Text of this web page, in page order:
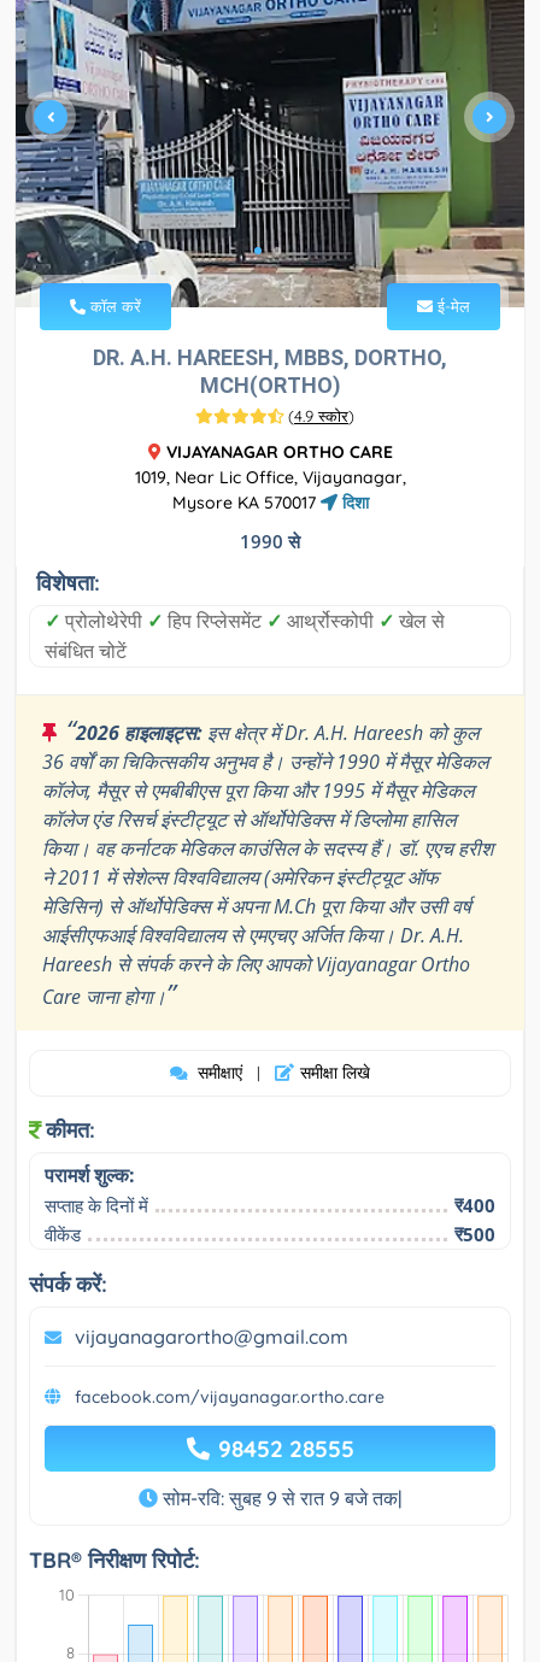
कॉल करें ई-मेल
DR. A.H. HAREESH, MBBS, DORTHO,
MCH(ORTHO)
(4.9 स्कोर)
VIJAYANAGAR ORTHO CARE
1019, Near Lic Office, Vijayanagar,
Mysore KA 570017
दिशा
1990 से
विशेषता:
✓ प्रोलोथेरेपी ✓ हिप रिप्लेसमेंट ✓ आर्थ्रोस्कोपी ✓ खेल से
संबंधित चोटें
“2026 हाइलाइट्स: इस क्षेत्र में Dr. A.H. Hareesh को कुल
36 वर्षों का चिकित्सकीय अनुभव है। उन्होंने 1990 में मैसूर मेडिकल
कॉलेज, मैसूर से एमबीबीएस पूरा किया और 1995 में मैसूर मेडिकल
कॉलेज एंड रिसर्च इंस्टीट्यूट से ऑर्थोपेडिक्स में डिप्लोमा हासिल
किया। वह कर्नाटक मेडिकल काउंसिल के सदस्य हैं। डॉ. एएच हरीश
ने 2011 में सेशेल्स विश्वविद्यालय (अमेरिकन इंस्टीट्यूट ऑफ
मेडिसिन) से ऑर्थोपेडिक्स में अपना M.Ch पूरा किया और उसी वर्ष
आईसीएफआई विश्वविद्यालय से एमएचए अर्जित किया। Dr. A.H.
Hareesh से संपर्क करने के लिए आपको Vijayanagar Ortho
Care जाना होगा।”
समीक्षाएं | समीक्षा लिखे
कीमत:
परामर्श शुल्क:
सप्ताह के दिनों में
₹400
वीकेंड
₹500
संपर्क करें:
vijayanagarortho@gmail.com
facebook.com/vijayanagar.ortho.care
98452 28555
सोम-रवि: सुबह 9 से रात 9 बजे तक|
TBR® निरीक्षण रिपोर्ट: